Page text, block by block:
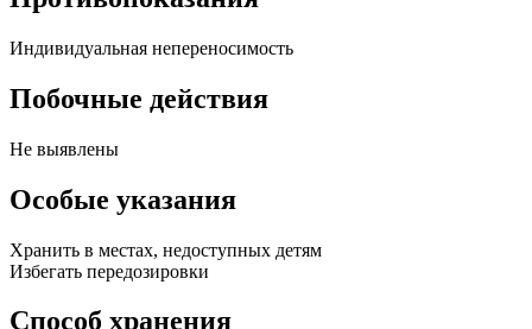
Индивидуальная непереносимость
Побочные действия
Не выявлены
Особые указания
Хранить в местах, недоступных детям
Избегать передозировки
Способ хранения